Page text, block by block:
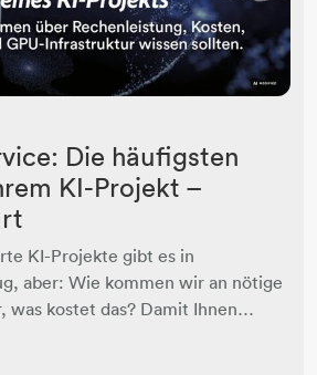
Die häufigsten
KI-Projekt –
KI-Projekte gibt es in
aber: Wie kommen wir an nötige
was kostet das? Damit Ihnen…